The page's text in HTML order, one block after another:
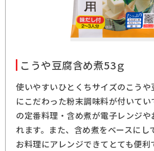
こうや豆腐含め煮53ｇ
使いやすいひとくちサイズのこうや
にこだわった粉末調味料が付いてい
の定番料理・含め煮が電子レンジ
れます。また、含め煮をベースにし
お料理にアレンジできてとても便利